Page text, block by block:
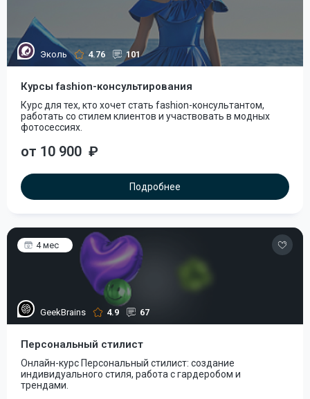
Эколь 4.76 101
Курсы fashion-консультирования
Курс для тех, кто хочет стать fashion-консультантом,
работать со стилем клиентов и участвовать в модных
фотосессиях.
от 10 900 ₽
Подробнее
4 мес
GeekBrains 4.9 67
Персональный стилист
Онлайн-курс Персональный стилист: создание
индивидуального стиля, работа с гардеробом и
трендами.